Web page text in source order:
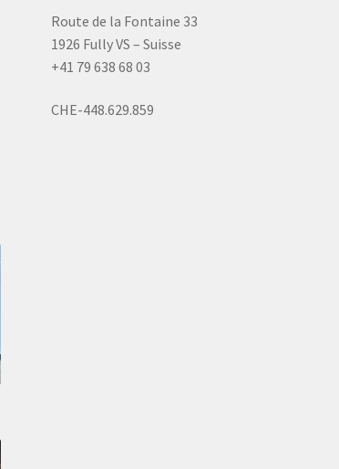
Route de la Fontaine 33
1926 Fully VS – Suisse
+41 79 638 68 03
CHE-448.629.859